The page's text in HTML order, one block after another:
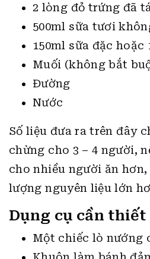
2 lòng đỏ trứng đã
500ml sữa tươi
150ml sữa đặc hoặc
Muối (không bắt
Đường
Nước
Số liệu đưa ra trên đây
chừng cho 3 – 4 người,
cho nhiều người ăn
lượng nguyên liệu lớn
Dụng cụ cần thiết
Một chiếc lò nướng